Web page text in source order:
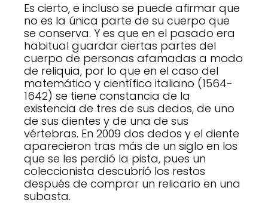
Es cierto, e incluso se puede afirmar que
no es la única parte de su cuerpo que
se conserva. Y es que en el pasado era
habitual guardar ciertas partes del
cuerpo de personas afamadas a modo
de reliquia, por lo que en el caso del
matemático y científico italiano (1564-
1642) se tiene constancia de la
existencia de tres de sus dedos, de uno
de sus dientes y de una de sus
vértebras. En 2009 dos dedos y el diente
aparecieron tras más de un siglo en los
que se les perdió la pista, pues un
coleccionista descubrió los restos
después de comprar un relicario en una
subasta.